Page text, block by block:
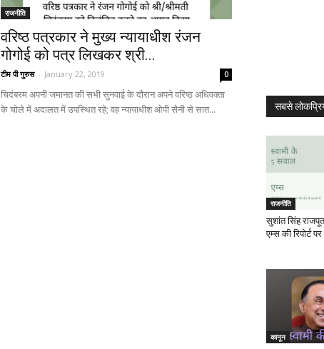
राजनीति
वरिष्ठ पत्रकार ने मुख्य न्यायाधीश रंजन
गोगोई को पत्र लिखकर श्री...
टीम पी गुरुस - January 22, 2019 0
चिदंबरम अपनी जमानत की सभी सुनवाई के दौरान अपने वरिष्ठ अधिवक्ता
के चोले में अदालत में उपस्थित रहे; वह न्यायाधीश ओपी सैनी से सात...
सबसे
राजनीति
सुशांत सिंह
एम्स की रिपोर्ट
कानून